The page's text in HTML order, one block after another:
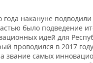
года накануне
было подведение
идей для
проводился в 2017
звание самых